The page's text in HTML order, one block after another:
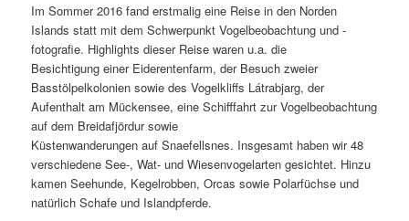
Im Sommer 2016 fand erstmalig eine Reise in den Norden
Islands statt mit dem Schwerpunkt Vogelbeobachtung und -
fotografie. Highlights dieser Reise waren u.a. die
Besichtigung einer Eiderentenfarm, der Besuch zweier
Basstölpelkolonien sowie des Vogelkliffs Látrabjarg, der
Aufenthalt am Mückensee, eine Schifffahrt zur Vogelbeobachtung
auf dem Breidafjördur sowie
Küstenwanderungen auf Snaefellsnes. Insgesamt haben wir 48
verschiedene See-, Wat- und Wiesenvogelarten gesichtet. Hinzu
kamen Seehunde, Kegelrobben, Orcas sowie Polarfüchse und
natürlich Schafe und Islandpferde.